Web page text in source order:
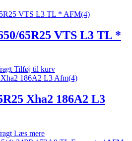
65R25 VTS L3 TL *
Tilføj til kurv
Xha2 186A2 L3
Læs mere